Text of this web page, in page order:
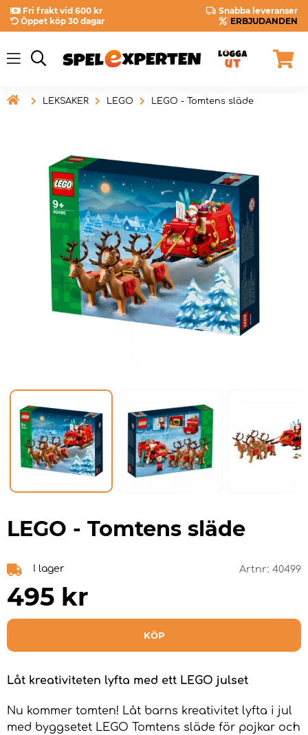
Fri frakt vid 600 kr
Snabba leveranser
Öppet köp 30 dagar
ERBJUDANDEN
 LEKSAKER LEGO LEGO - Tomtens släde
LEGO - Tomtens släde
I lager Artnr: 40499
495 kr
KÖP
Låt kreativiteten lyfta med ett LEGO julset
Nu kommer tomten! Låt barns kreativitet lyfta i jul
med byggsetet LEGO Tomtens släde för pojkar och